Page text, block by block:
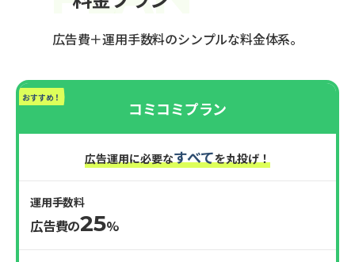
広告費＋運用手数料のシンプルな料金体系。
おすすめ！
コミコミプラン
広告運用に必要なすべてを丸投げ！
運用手数料
広告費の25%